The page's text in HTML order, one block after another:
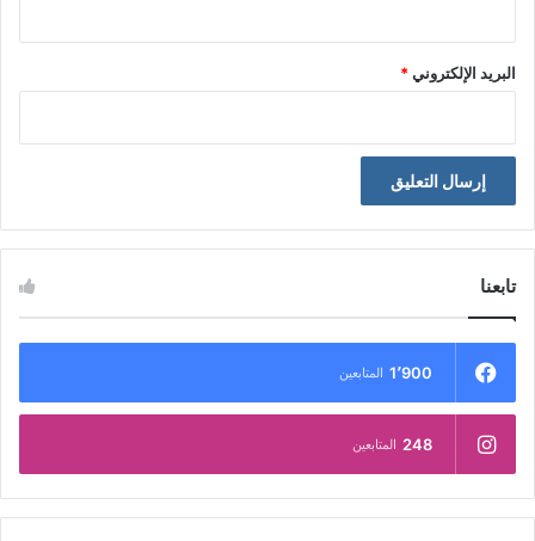
البريد الإلكتروني*
تابعنا
1٬900 المتابعين
248 المتابعين